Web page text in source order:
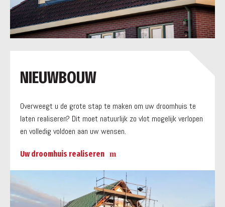
NIEUWBOUW
Overweegt u de grote stap te maken om uw droomhuis te
laten realiseren? Dit moet natuurlijk zo vlot mogelijk verlopen
en volledig voldoen aan uw wensen.
Uw droomhuis realiseren